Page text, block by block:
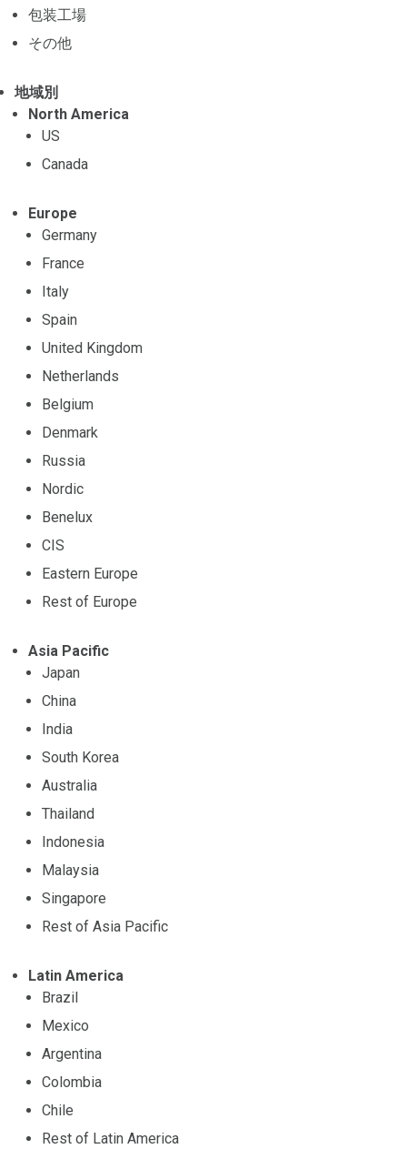
包装工場
その他
地域別
North America
US
Canada
Europe
Germany
France
Italy
Spain
United Kingdom
Netherlands
Belgium
Denmark
Russia
Nordic
Benelux
CIS
Eastern Europe
Rest of Europe
Asia Pacific
Japan
China
India
South Korea
Australia
Thailand
Indonesia
Malaysia
Singapore
Rest of Asia Pacific
Latin America
Brazil
Mexico
Argentina
Colombia
Chile
Rest of Latin America